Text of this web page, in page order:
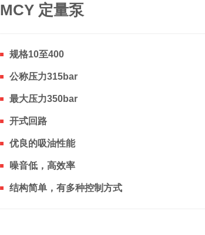
MCY 定量泵
规格10至400
公称压力315bar
最大压力350bar
开式回路
优良的吸油性能
噪音低，高效率
结构简单，有多种控制方式